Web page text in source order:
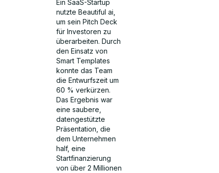
Ein SaaS-Startup
nutzte Beautiful ai,
um sein Pitch Deck
für Investoren zu
überarbeiten. Durch
den Einsatz von
Smart Templates
konnte das Team
die Entwurfszeit um
60 % verkürzen.
Das Ergebnis war
eine saubere,
datengestützte
Präsentation, die
dem Unternehmen
half, eine
Startfinanzierung
von über 2 Millionen